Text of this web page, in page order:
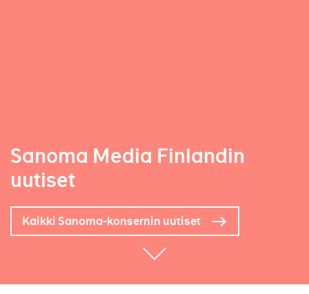
Sanoma Media Finlandin
uutiset
Kaikki Sanoma-konsernin uutiset